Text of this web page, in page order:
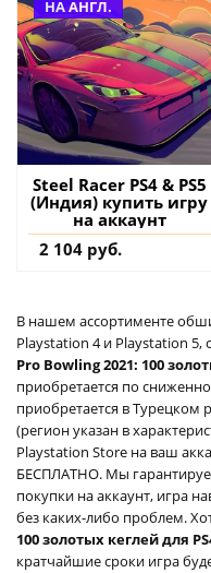
НА АНГЛ.
Steel Racer PS4 & PS5
(Индия) купить игру
на аккаунт
2 104 руб.
В нашем ассортименте
Playstation 4 и Playstation 5,
Pro Bowling 2021: 100
приобретается по
приобретается в Турецком
(регион указан в
Playstation Store на ваш
БЕСПЛАТНО. Мы
покупки на аккаунт, игра
без каких-либо проблем.
100 золотых кеглей для
кратчайшие сроки игра